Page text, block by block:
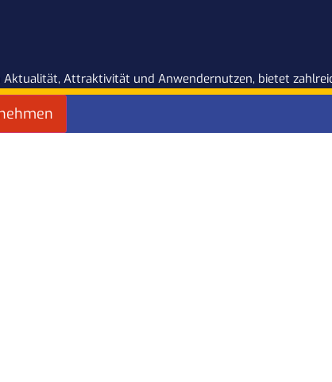
Attraktivität und Anwendernutzen, bietet